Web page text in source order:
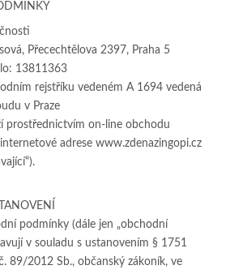
Přecechtělova 2397, Praha 5
13811363
rejstříku vedeném A 1694 vedená
v Praze
prostřednictvím on-line obchodu
adrese www.zdenazingopi.cz
podmínky (dále jen „obchodní
v souladu s ustanovením § 1751
89/2012 Sb., občanský zákoník, ve